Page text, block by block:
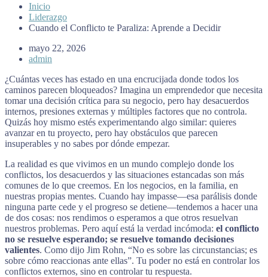
Inicio
Liderazgo
Cuando el Conflicto te Paraliza: Aprende a Decidir
mayo 22, 2026
admin
¿Cuántas veces has estado en una encrucijada donde todos los
caminos parecen bloqueados? Imagina un emprendedor que necesita
tomar una decisión crítica para su negocio, pero hay desacuerdos
internos, presiones externas y múltiples factores que no controla.
Quizás hoy mismo estés experimentando algo similar: quieres
avanzar en tu proyecto, pero hay obstáculos que parecen
insuperables y no sabes por dónde empezar.
La realidad es que vivimos en un mundo complejo donde los
conflictos, los desacuerdos y las situaciones estancadas son más
comunes de lo que creemos. En los negocios, en la familia, en
nuestras propias mentes. Cuando hay impasse—esa parálisis donde
ninguna parte cede y el progreso se detiene—tendemos a hacer una
de dos cosas: nos rendimos o esperamos a que otros resuelvan
nuestros problemas. Pero aquí está la verdad incómoda: el conflicto
no se resuelve esperando; se resuelve tomando decisiones
valientes. Como dijo Jim Rohn, “No es sobre las circunstancias; es
sobre cómo reaccionas ante ellas”. Tu poder no está en controlar los
conflictos externos, sino en controlar tu respuesta.